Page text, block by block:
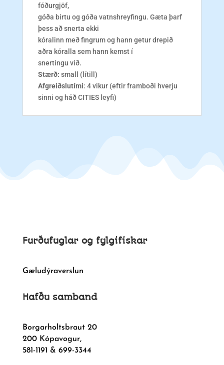
fóðurgjöf,
góða birtu og góða vatnshreyfingu. Gæta þarf
þess að snerta ekki
kóralinn með fingrum og hann getur drepið
aðra kóralla sem hann kemst í
snertingu við.
Stærð: small (lítill)
Afgreiðslutími: 4 vikur (eftir framboði hverju
sinni og háð CITIES leyfi)
Furðufuglar og fylgifiskar
Gæludýraverslun
Hafðu samband
Borgarholtsbraut 20
200 Kópavogur,
581-1191 & 699-3344